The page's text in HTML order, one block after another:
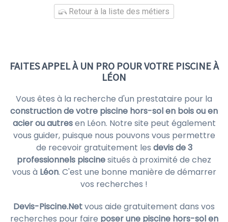
Retour à la liste des métiers
FAITES APPEL À UN PRO POUR VOTRE PISCINE À
LÉON
Vous êtes à la recherche d'un prestataire pour la
construction de votre piscine hors-sol en bois ou en
acier ou autresen Léon. Notre site peut également
vous guider, puisque nous pouvons vous permettre
de recevoir gratuitement les devis de 3
professionnels piscinesitués à proximité de chez
vous à Léon. C'est une bonne manière de démarrer
vos recherches !
Devis-Piscine.Netvous aide gratuitement dans vos
recherches pour faire poser une piscine hors-sol en